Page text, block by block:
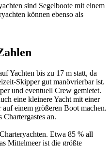
sind Segelboote mit einem
können ebenso als
Yachten bis zu 17 m statt, da
Skipper gut manövrierbar ist.
und eventuell Crew gemietet.
eine kleinere Yacht mit einer
einem größeren Boot machen.
an.
Etwa 85 % all
Mittelmeer ist die größte